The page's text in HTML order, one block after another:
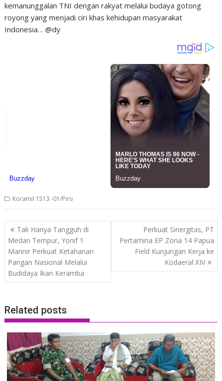
kemanunggalan TNI dengan rakyat melalui budaya gotong
royong yang menjadi ciri khas kehidupan masyarakat
Indonesia… @dy
Koramil 1513 -01/Piru
Post
navigation
Tak Hanya Tangguh di
Medan Tempur, Yonif 1
Marinir Perkuat Ketahanan
Pangan Nasional Melalui
Budidaya Ikan Keramba
Perkuat Sinergitas, PT
Pertamina EP Zona 14 Papua
Field Kunjungan Kerja ke
Kodaeral XIV
Related posts